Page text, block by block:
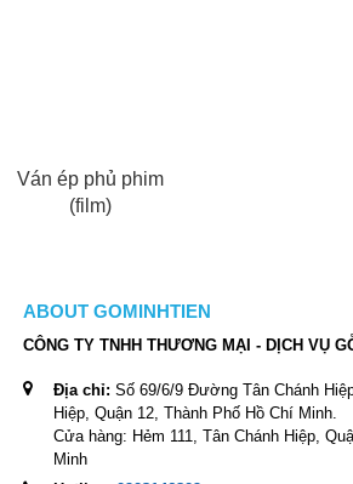
Ván ép phủ phim
(film)
ABOUT GOMINHTIEN
CÔNG TY TNHH THƯƠNG MẠI - DỊCH VỤ
Địa chỉ: Số 69/6/9 Đường Tân Chánh
Hiệp, Quận 12, Thành Phố Hồ Chí Minh.
Cửa hàng: Hẻm 111, Tân Chánh Hiệp,
Minh